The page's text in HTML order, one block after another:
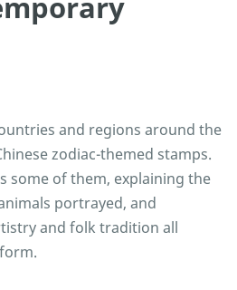
and regions around the
zodiac-themed stamps.
some of them, explaining the
portrayed, and
and folk tradition all